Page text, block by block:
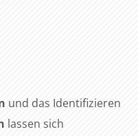
und das Identifizieren
lassen sich